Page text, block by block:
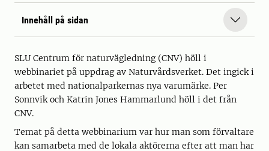
Innehåll på sidan
SLU Centrum för naturvägledning (CNV) höll i
webbinariet på uppdrag av Naturvårdsverket. Det ingick i
arbetet med nationalparkernas nya varumärke. Per
Sonnvik och Katrin Jones Hammarlund höll i det från
CNV.
Temat på detta webbinarium var hur man som förvaltare
kan samarbeta med de lokala aktörerna efter att man har